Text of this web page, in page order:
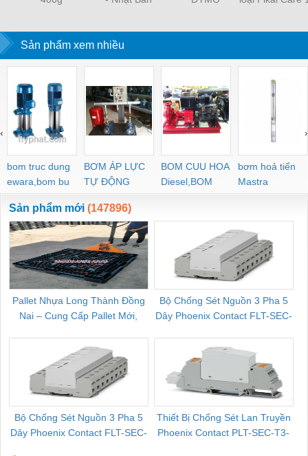
Sản phẩm xem nhiều
bom truc dung
ewara,bom bu
ewara
BƠM ÁP LỰC
TỰ ĐỘNG
BOM CUU HOA
Diesel,BOM
CHUA CHAY
bơm hoả tiển
Mastra
‹ ›
Sản phẩm mới (147896)
Pallet Nhựa Long Thành Đồng
Nai – Cung Cấp Pallet Mới,
Bộ Chống Sét Nguồn 3 Pha 5
Dây Phoenix Contact FLT-SEC-
Bộ Chống Sét Nguồn 3 Pha 5
Dây Phoenix Contact FLT-SEC-
Thiết Bị Chống Sét Lan Truyền
Phoenix Contact PLT-SEC-T3-